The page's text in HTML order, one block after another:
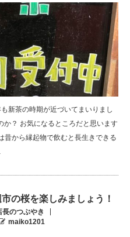
新茶の時期が近づいてまいりまし
？ お気になるところだと思います
昔から縁起物で飲むと長生きできる
の桜を楽しみましょう！
のつぶやき
maiko1201